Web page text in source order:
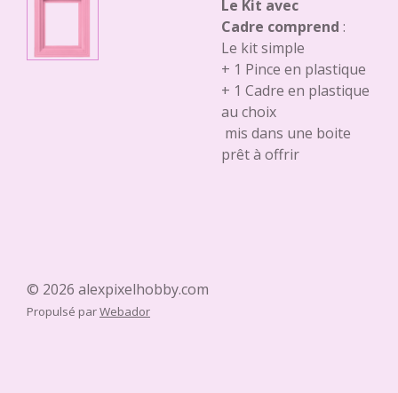
Le Kit avec
Cadre comprend :
Le kit simple
+ 1 Pince en plastique
+ 1 Cadre en plastique
au choix
mis dans une boite
prêt à offrir
© 2026 alexpixelhobby.com
Propulsé parWebador